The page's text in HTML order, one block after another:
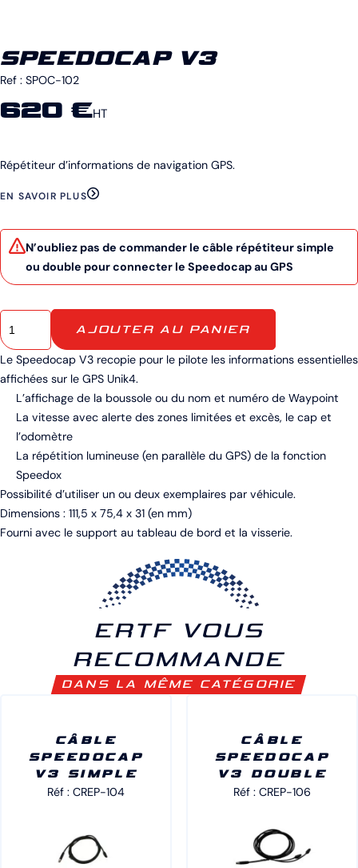
SPEEDOCAP V3
Ref : SPOC-102
620 €HT
Répétiteur d’informations de navigation GPS.
EN SAVOIR PLUS
N’oubliez pas de commander le câble répétiteur simple
ou double pour connecter le Speedocap au GPS
AJOUTER AU PANIER
Le Speedocap V3 recopie pour le pilote les informations essentielles
affichées sur le GPS Unik4.
L’affichage de la boussole ou du nom et numéro de Waypoint
La vitesse avec alerte des zones limitées et excès, le cap et
l’odomètre
La répétition lumineuse (en parallèle du GPS) de la fonction
Speedox
Possibilité d’utiliser un ou deux exemplaires par véhicule.
Dimensions : 111,5 x 75,4 x 31 (en mm)
Fourni avec le support au tableau de bord et la visserie.
ERTF VOUS
RECOMMANDE
DANS LA MÊME CATÉGORIE
CÂBLE
SPEEDOCAP
V3 SIMPLE
Réf : CREP-104
CÂBLE
SPEEDOCAP
V3 DOUBLE
Réf : CREP-106